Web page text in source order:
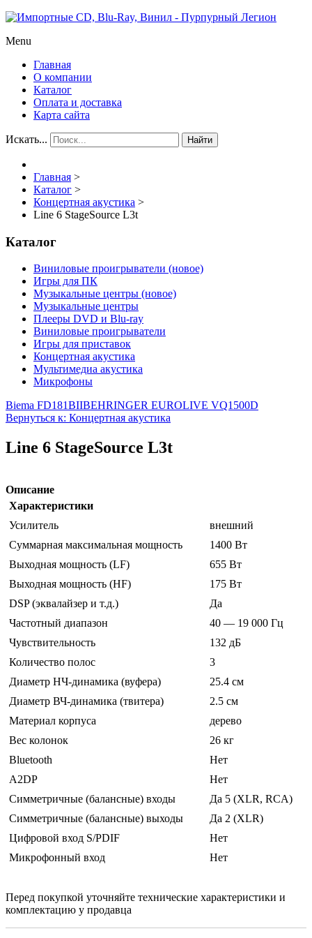
Menu
Главная
О компании
Каталог
Оплата и доставка
Карта сайта
Искать... Найти
Главная >
Каталог >
Концертная акустика >
Line 6 StageSource L3t
Каталог
Виниловые проигрыватели (новое)
Игры для ПК
Музыкальные центры (новое)
Музыкальные центры
Плееры DVD и Blu-ray
Виниловые проигрыватели
Игры для приставок
Концертная акустика
Мультимедиа акустика
Микрофоны
Biema FD181BIIBEHRINGER EUROLIVE VQ1500D
Вернуться к: Концертная акустика
Line 6 StageSource L3t
Описание
Характеристики
Усилитель
внешний
Суммарная максимальная мощность
1400 Вт
Выходная мощность (LF)
655 Вт
Выходная мощность (HF)
175 Вт
DSP (эквалайзер и т.д.)
Да
Частотный диапазон
40 — 19 000 Гц
Чувствительность
132 дБ
Количество полос
3
Диаметр НЧ-динамика (вуфера)
25.4 см
Диаметр ВЧ-динамика (твитера)
2.5 см
Материал корпуса
дерево
Вес колонок
26 кг
Bluetooth
Нет
A2DP
Нет
Симметричные (балансные) входы
Да 5 (XLR, RCA)
Симметричные (балансные) выходы
Да 2 (XLR)
Цифровой вход S/PDIF
Нет
Микрофонный вход
Нет
Перед покупкой уточняйте технические характеристики и
комплектацию у продавца